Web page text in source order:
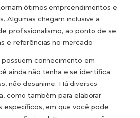
ótimos empreendimentos e
Algumas chegam inclusive à
profissionalismo, ao ponto de se
e referências no mercado.
possuem conhecimento em
ainda não tenha e se identifica
não desanime. Há diversos
como também para elaborar
específicos, em que você pode